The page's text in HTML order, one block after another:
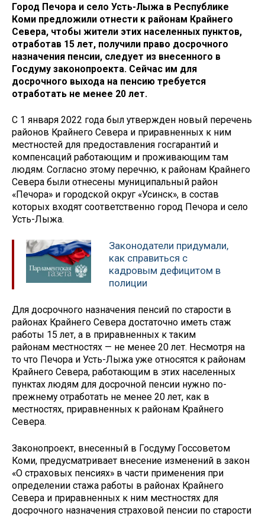
Город Печора и село Усть-Лыжа в Республике
Коми предложили отнести к районам Крайнего
Севера, чтобы жители этих населенных пунктов,
отработав 15 лет, получили право досрочного
назначения пенсии, следует из внесенного в
Госдуму законопроекта. Сейчас им для
досрочного выхода на пенсию требуется
отработать не менее 20 лет.
С 1 января 2022 года был утвержден новый перечень
районов Крайнего Севера и приравненных к ним
местностей для предоставления госгарантий и
компенсаций работающим и проживающим там
людям. Согласно этому перечню, к районам Крайнего
Севера были отнесены муниципальный район
«Печора» и городской округ «Усинск», в состав
которых входят соответственно город Печора и село
Усть-Лыжа.
Законодатели придумали,
как справиться с
кадровым дефицитом в
полиции
Для досрочного назначения пенсий по старости в
районах Крайнего Севера достаточно иметь стаж
работы 15 лет, а в приравненных к таким
районам местностях — не менее 20 лет. Несмотря на
то что Печора и Усть-Лыжа уже относятся к районам
Крайнего Севера, работающим в этих населенных
пунктах людям для досрочной пенсии нужно по-
прежнему отработать не менее 20 лет, как в
местностях, приравненных к районам Крайнего
Севера.
Законопроект, внесенный в Госдуму Госсоветом
Коми, предусматривает внесение изменений в закон
«О страховых пенсиях» в части применения при
определении стажа работы в районах Крайнего
Севера и приравненных к ним местностях для
досрочного назначения страховой пенсии по старости